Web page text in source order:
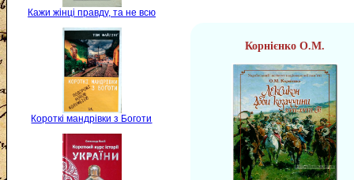
Кажи жінці правду, та не всю
Короткі мандрівки з Боготи
Корнієнко О.М.